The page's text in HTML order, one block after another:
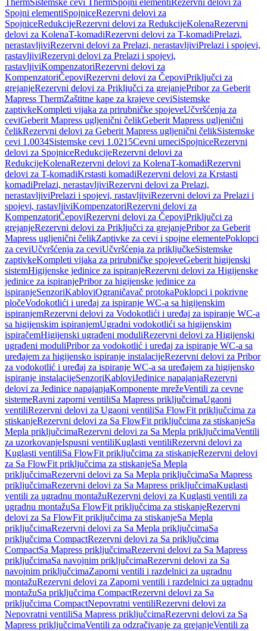
ThermSistemske cevi ThermSpojni elementi Rezervni delovi za
Spojni elementiSpojniceRezervni delovi za
SpojniceRedukcijeRezervni delovi za RedukcijeKolenaRezervni
delovi za KolenaT-komadiRezervni delovi za T-komadiPrelazi,
nerastavljiviRezervni delovi za Prelazi, nerastavljiviPrelazi i spojevi,
rastavljiviRezervni delovi za Prelazi i spojevi,
rastavljiviKompenzatoriRezervni delovi za
KompenzatoriČepoviRezervni delovi za ČepoviPriključci za
grejanjeRezervni delovi za Priključci za grejanjePribor za Geberit
Mapress ThermZaštitne kape za krajeve ceviSistemske
zaptivkeKompleti vijaka za prirubničke spojeveUčvršćenja za
ceviGeberit Mapress ugljenični čelikGeberit Mapress ugljenični
čelikRezervni delovi za Geberit Mapress ugljenični čelikSistemske
cevi 1.0034Sistemske cevi 1.0215Cevni umeciSpojniceRezervni
delovi za SpojniceRedukcijeRezervni delovi za
RedukcijeKolenaRezervni delovi za KolenaT-komadiRezervni
delovi za T-komadiKrstasti komadiRezervni delovi za Krstasti
komadiPrelazi, nerastavljiviRezervni delovi za Prelazi,
nerastavljiviPrelazi i spojevi, rastavljiviRezervni delovi za Prelazi i
spojevi, rastavljiviKompenzatoriRezervni delovi za
KompenzatoriČepoviRezervni delovi za ČepoviPriključci za
grejanjeRezervni delovi za Priključci za grejanjePribor za Geberit
Mapress ugljenični čelikZaptivke za cevi i spojne elementePoklopci
za ceviUčvršćenja za ceviUčvršćenja za priključkeSistemske
zaptivkeKompleti vijaka za prirubničke spojeveGeberit higijenski
sistemHigijenske jedinice za ispiranjeRezervni delovi za Higijenske
jedinice za ispiranjePribor za higijenske jedinice za
ispiranjeSenzoriKabloviOgraničavač protokaPoklopci i pokrivne
pločeVodokotlići i uređaj za ispiranje WC-a sa higijenskim
ispiranjemRezervni delovi za Vodokotlići i uređaj za ispiranje WC-a
sa higijenskim ispiranjemUgradni vodokotlići sa higijenskim
ispiračemHigijenski ugrađeni moduliRezervni delovi za Higijenski
ugrađeni moduliPribor za vodokotlić i uređaj za ispiranje WC-a sa
uređajem za higijensko ispiranje instalacijeRezervni delovi za Pribor
za vodokotlić i uređaj za ispiranje WC-a sa uređajem za higijensko
ispiranje instalacijeSenzoriKabloviJedinice napajanjaRezervni
delovi za Jedinice napajanjaKomponente mrežeVentili za cevne
sistemeRavni zaporni ventiliSa Mapress priključcimaUgaoni
ventiliRezervni delovi za Ugaoni ventiliSa FlowFit priključcima za
stiskanjeRezervni delovi za Sa FlowFit priključcima za stiskanjeSa
Mepla priključcimaRezervni delovi za Sa Mepla priključcimaVentili
za uzorkovanjeIspusni ventiliKuglasti ventiliRezervni delovi za
Kuglasti ventiliSa FlowFit priključcima za stiskanjeRezervni delovi
za Sa FlowFit priključcima za stiskanjeSa Mepla
priključcimaRezervni delovi za Sa Mepla priključcimaSa Mapress
priključcimaRezervni delovi za Sa Mapress priključcimaKuglasti
ventili za ugradnu montažuRezervni delovi za Kuglasti ventili za
ugradnu montažuSa FlowFit priključcima za stiskanjeRezervni
delovi za Sa FlowFit priključcima za stiskanjeSa Mepla
priključcimaRezervni delovi za Sa Mepla priključcimaSa
priključcima CompactRezervni delovi za Sa priključcima
CompactSa Mapress priključcimaRezervni delovi za Sa Mapress
priključcimaSa navojnim priključcimaRezervni delovi za Sa
navojnim priključcimaZaporni ventili i razdelnici za ugradnu
montažuRezervni delovi za Zaporni ventili i razdelnici za ugradnu
montažuSa priključcima CompactRezervni delovi za Sa
priključcima CompactNepovratni ventiliRezervni delovi za
Nepovratni ventiliSa Mapress priključcimaRezervni delovi za Sa
Mapress priključcimaVentili za odzračivanje za grejanjeVentili za